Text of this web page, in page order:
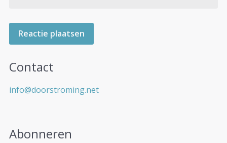
Contact
info@doorstroming.net
Abonneren